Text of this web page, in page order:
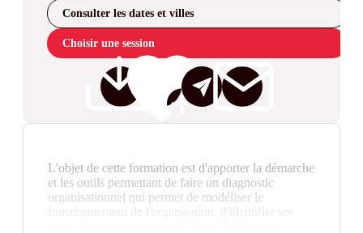
Consulter les dates et villes
Choisir une session
L'objet de cette formation est d'apporter la démarche
et les outils permettant de faire un diagnostic
organisationnel qui permet de modéliser le
fonctionnement de l'organisation, d'identifier ses